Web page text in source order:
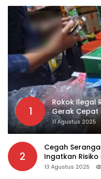
1
Rokok Ilegal
Gerak Cepat
11 Agustus 2025
2
Cegah
Ingatkan
13 Agustus 2025